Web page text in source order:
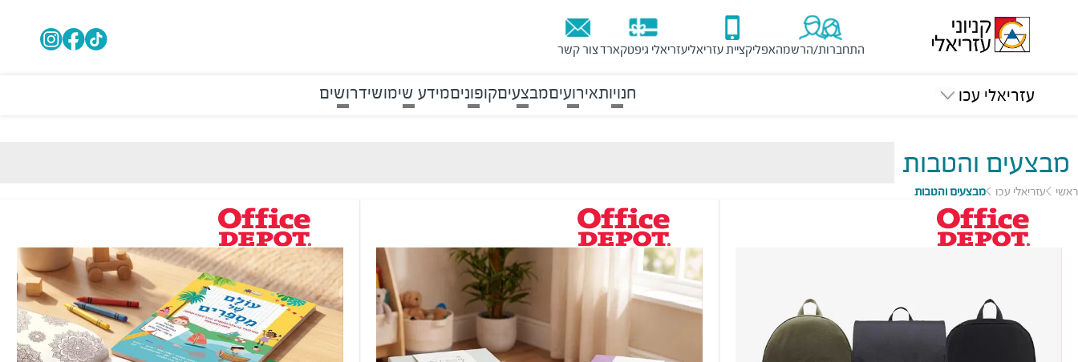
התחברות/הרשמהאפליקציית עזריאליעזריאלי גיפטקארדצור קשר
עזריאלי עכו חנויותאירועיםמבצעיםקופוניםמידע שימושידרושים
מבצעים והטבות
ראשי עזריאלי עכו מבצעים והטבות